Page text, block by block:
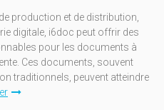
production et de distribution,
digitale, i6doc peut offrir des
pour les documents à
Ces documents, souvent
traditionnels, peuvent atteindre